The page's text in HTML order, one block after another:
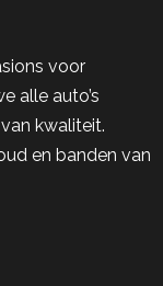
voor
alle auto’s
kwaliteit.
en banden van